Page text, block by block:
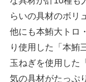
らいの具材のボリ
他にも本鮪大トロ
り使用した「本鮪
玉ねぎを使用した
気の具材がたっぷ